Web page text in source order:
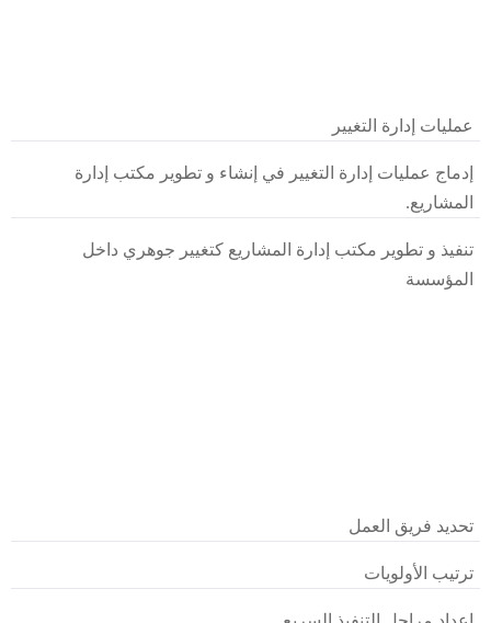
عمليات إدارة التغيير
إدماج عمليات إدارة التغيير في إنشاء و تطوير مكتب إدارة
المشاريع.
تنفيذ و تطوير مكتب إدارة المشاريع كتغيير جوهري داخل
المؤسسة
تحديد فريق العمل
ترتيب الأولويات